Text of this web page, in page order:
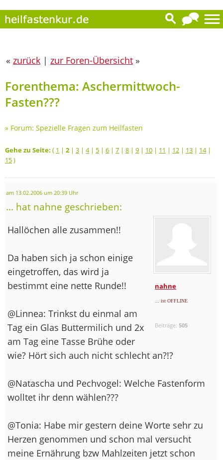
« zurück | zur Foren-Übersicht »
Forenthema: Aschermittwoch-
Fasten???
» Forum: Spezielle Fragen zum Heilfasten
Gehe zu Seite: ( 1 | 2 | 3 | 4| 5 | 6 | 7 | 8 | 9 | 10 | 11 | 12 | 13 | 14|
15)
am 13.02.2006 um 20:39 Uhr
... hat nahne geschrieben:
nahne
... ist OFFLINE
Beiträge:505
Hallöchen alle zusammen!!
Da haben sich ja schon einige
eingetroffen, das wird ja
bestimmt eine nette Runde!!
@Linnea: Trinkst du einmal am
Tag ein Glas Buttermilich und 2x
am Tag eine Tasse Brühe oder
wie? Hört sich auch nicht schlecht an?!?
@Natascha und Pechvogel: Welche Fastenform
wolltet ihr denn wählen???
@Tonia: Habe mir gestern deine Worte sehr zu
Herzen genommen und schon mal versucht
meine Ernährung bzw Mahlzeiten jetzt schon